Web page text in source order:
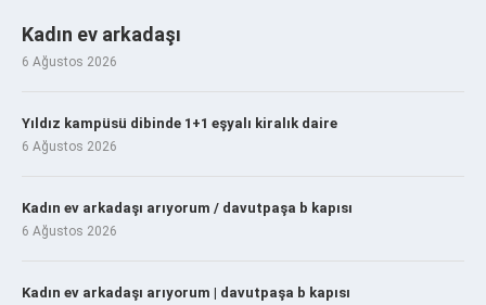
Kadın ev arkadaşı
6 Ağustos 2026
Yıldız kampüsü dibinde 1+1 eşyalı kiralık daire
6 Ağustos 2026
Kadın ev arkadaşı arıyorum / davutpaşa b kapısı
6 Ağustos 2026
Kadın ev arkadaşı arıyorum | davutpaşa b kapısı